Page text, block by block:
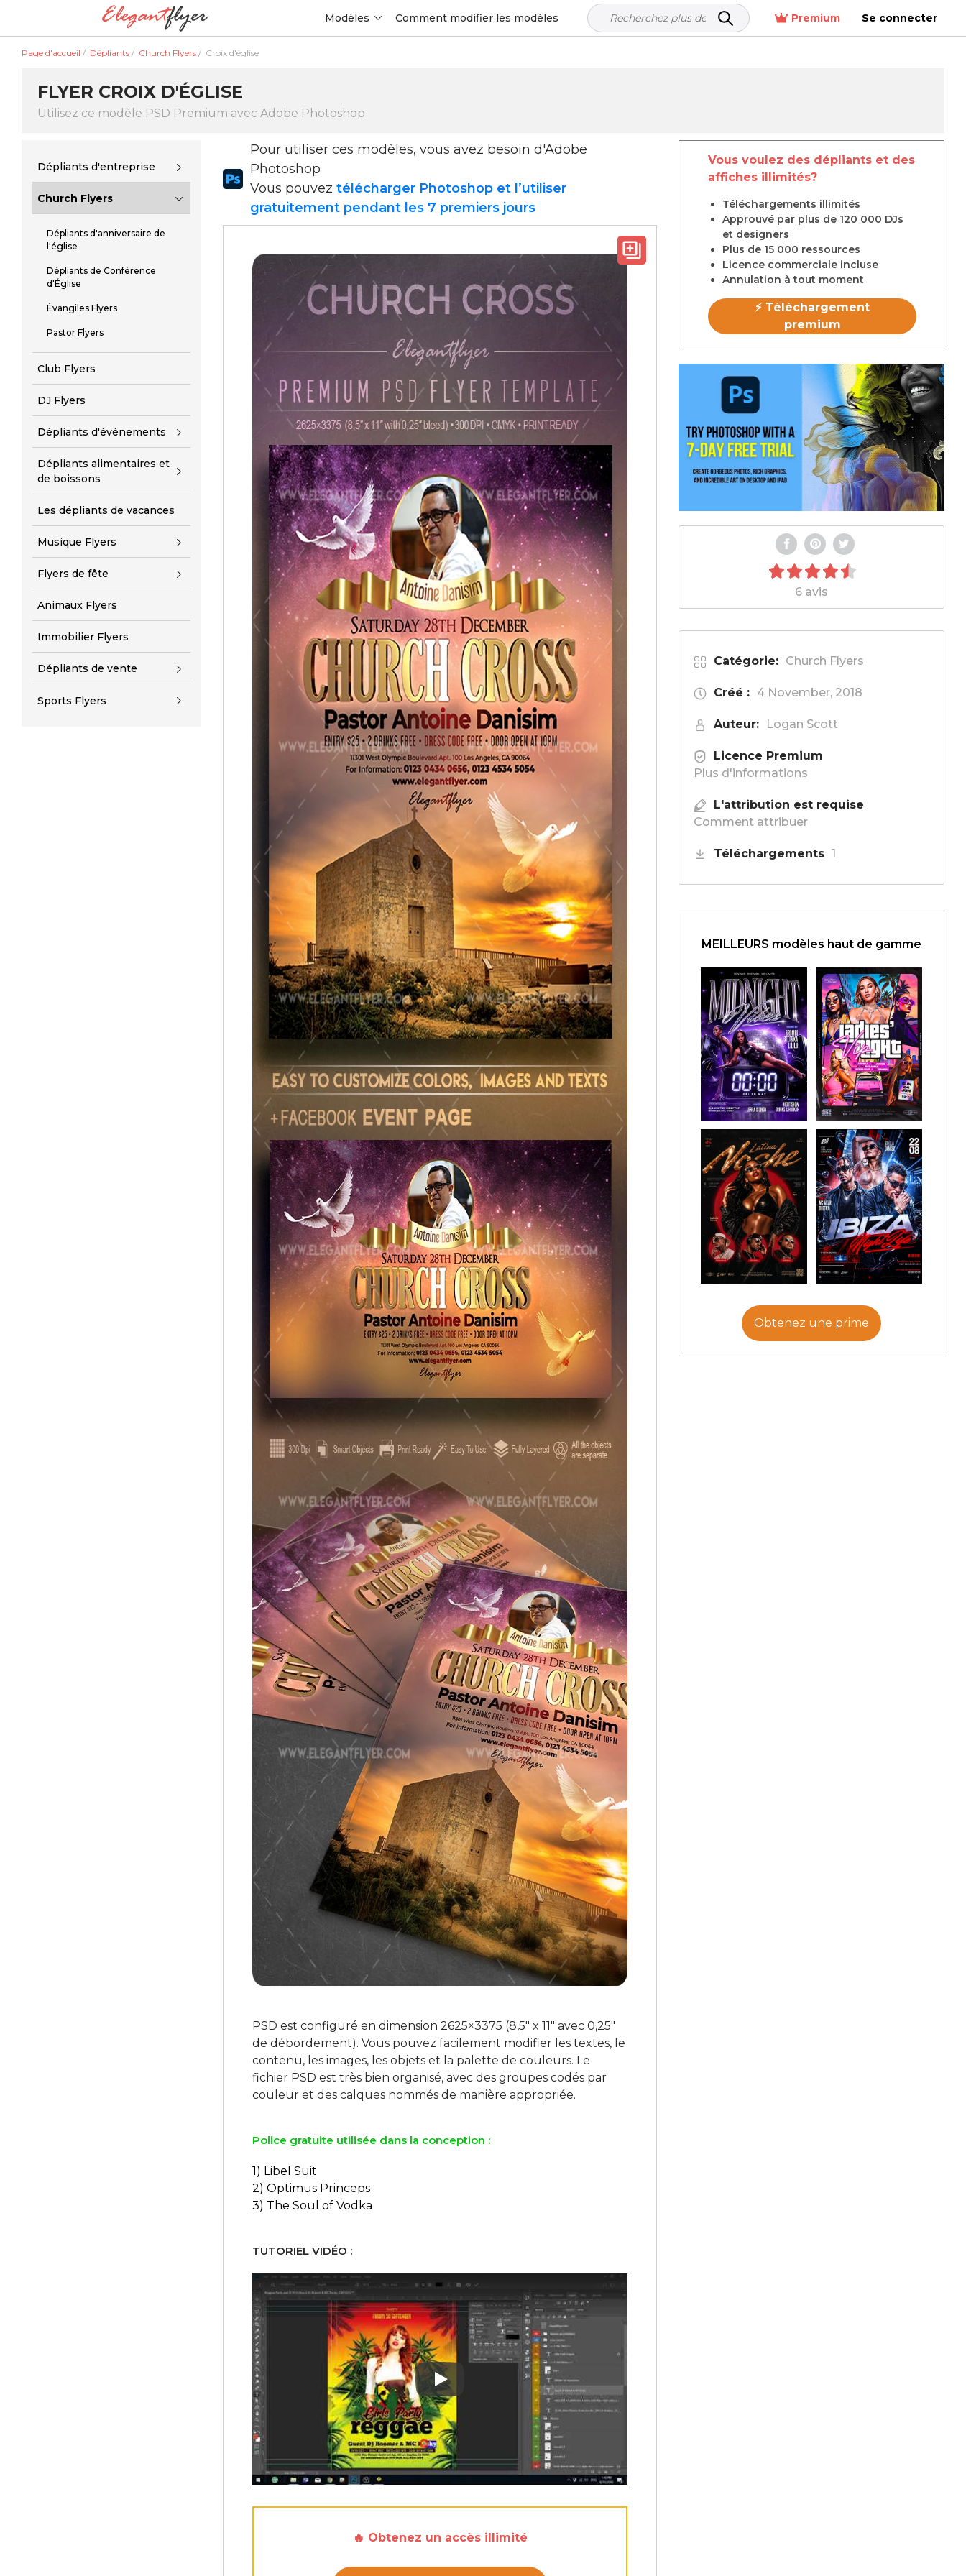
Modèles Comment modifier les modèles Premium Se connecter
Page d'accueil / Dépliants / Church Flyers / Croix d'église
FLYER CROIX D'ÉGLISE
Utilisez ce modèle PSD Premium avec Adobe Photoshop
Dépliants d'entreprise
Church Flyers
Dépliants d'anniversaire de
l'église
Dépliants de Conférence
d'Église
Évangiles Flyers
Pastor Flyers
Club Flyers
DJ Flyers
Dépliants d'événements
Dépliants alimentaires et
de boissons
Les dépliants de vacances
Musique Flyers
Flyers de fête
Animaux Flyers
Immobilier Flyers
Dépliants de vente
Sports Flyers
Pour utiliser ces modèles, vous avez besoin d'Adobe
Photoshop
Vous pouveztélécharger Photoshop et l’utiliser
gratuitement pendant les 7 premiers jours
PSD est configuré en dimension 2625×3375 (8,5" x 11" avec 0,25"
de débordement). Vous pouvez facilement modifier les textes, le
contenu, les images, les objets et la palette de couleurs. Le
fichier PSD est très bien organisé, avec des groupes codés par
Police gratuite utilisée dans la conception :
1) Libel Suit
2) Optimus Princeps
3) The Soul of Vodka
TUTORIEL VIDÉO :
Play: Keynote (Google I/O '18)
🔥 Obtenez un accès illimité
Vous voulez des dépliants et des
affiches illimités?
Téléchargements illimités
Approuvé par plus de 120 000 DJs
et designers
Plus de 15 000 ressources
Licence commerciale incluse
Annulation à tout moment
⚡ Téléchargement
premium
6 avis
Catégorie: Church Flyers
Créé : 4 November, 2018
Auteur: Logan Scott
Licence Premium
Plus d'informations
L'attribution est requise
Comment attribuer
Téléchargements 1
MEILLEURS modèles haut de gamme
Obtenez une prime